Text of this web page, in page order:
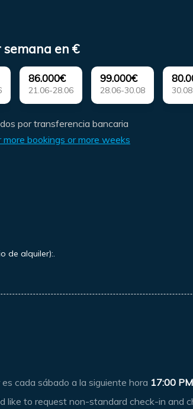
en €
86.000€
21.06-28.06
99.000€
28.06-30.08
por transferencia bancaria
bookings or more weeks
de alquiler):.
cada sábado a la siguiente hora 17:00 PM
like to request non-standard check-in and